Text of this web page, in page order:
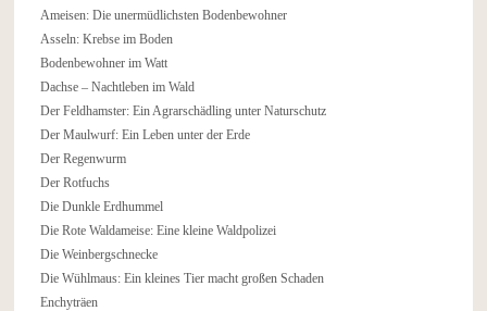
Ameisen: Die unermüdlichsten Bodenbewohner
Asseln: Krebse im Boden
Bodenbewohner im Watt
Dachse – Nachtleben im Wald
Der Feldhamster: Ein Agrarschädling unter Naturschutz
Der Maulwurf: Ein Leben unter der Erde
Der Regenwurm
Der Rotfuchs
Die Dunkle Erdhummel
Die Rote Waldameise: Eine kleine Waldpolizei
Die Weinbergschnecke
Die Wühlmaus: Ein kleines Tier macht großen Schaden
Enchyträen